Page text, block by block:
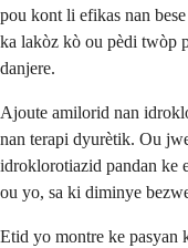
pou kont li efikas nan
ka lakòz kò ou pèdi twòp
danjere.
Ajoute amilorid nan
nan terapi dyurètik. Ou
idroklorotiazid pandan ke
ou yo, sa ki diminye
Etid yo montre ke pasyan